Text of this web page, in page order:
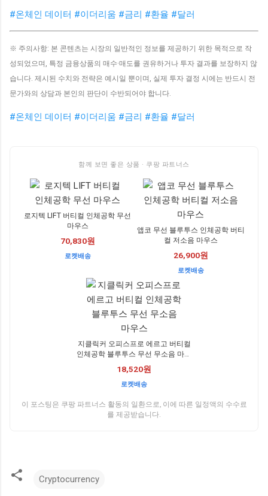
#온체인 데이터 #이더리움 #금리 #환율 #달러
※ 주의사항: 본 콘텐츠는 시장의 일반적인 정보를 제공하기 위한 목적으로 작
성되었으며, 특정 금융상품의 매수·매도를 권유하거나 투자 결과를 보장하지 않
습니다. 제시된 수치와 전략은 예시일 뿐이며, 실제 투자 결정 시에는 반드시 전
문가와의 상담과 본인의 판단이 수반되어야 합니다.
#온체인 데이터 #이더리움 #금리 #환율 #달러
함께 보면 좋은 상품 · 쿠팡 파트너스
로지텍 LIFT 버티컬 인체공학 무선
마우스
70,830원
로켓배송
앱코 무선 블루투스 인체공학 버티
컬 저소음 마우스
26,900원
로켓배송
지클릭커 오피스프로 에르고 버티컬
인체공학 블루투스 무선 무소음 마우
18,520원
로켓배송
이 포스팅은 쿠팡 파트너스 활동의 일환으로, 이에 따른 일정액의 수수료
를 제공받습니다.
Cryptocurrency